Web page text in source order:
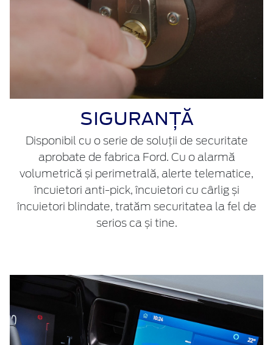
SIGURANȚĂ
Disponibil cu o serie de soluții de securitate
aprobate de fabrica Ford. Cu o alarmă
volumetrică și perimetrală, alerte telematice,
încuietori anti-pick, încuietori cu cârlig și
încuietori blindate, tratăm securitatea la fel de
serios ca și tine.